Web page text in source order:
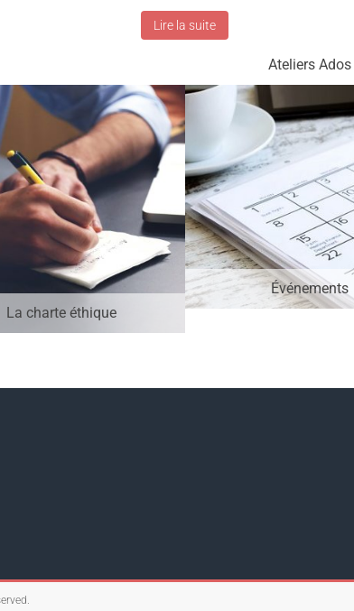
Lire la suite
La charte éthique
Ateliers Ados
Événements